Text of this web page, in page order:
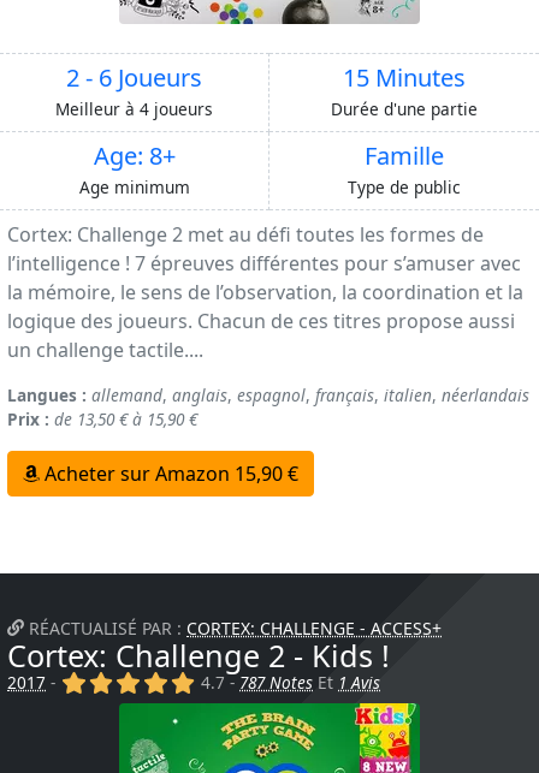
2 - 6 Joueurs
Meilleur à 4 joueurs
15 Minutes
Durée d'une partie
Age: 8+
Age minimum
Famille
Type de public
Cortex: Challenge 2 met au défi toutes les formes de
l’intelligence ! 7 épreuves différentes pour s’amuser avec
la mémoire, le sens de l’observation, la coordination et la
logique des joueurs. Chacun de ces titres propose aussi
un challenge tactile....
Langues : allemand, anglais, espagnol, français, italien, néerlandais
Prix : de 13,50 € à 15,90 €
Acheter sur Amazon 15,90 €
RÉACTUALISÉ PAR : CORTEX: CHALLENGE - ACCESS+
Cortex: Challenge 2 - Kids !
2017 - (x) (x) (x) (x) (x)
4.7 -787 Notes Et 1 Avis